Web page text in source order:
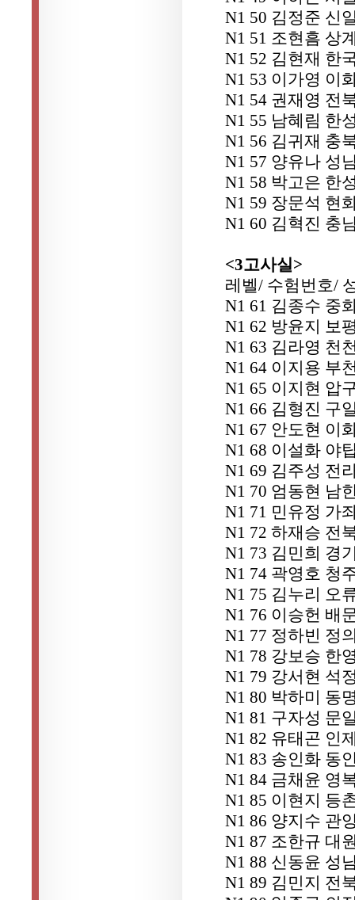
N1 50 김정준 신
N1 51 조현흠 상
N1 52 김현재 한
N1 53 이가영 이
N1 54 권재영 전
N1 55 남혜림 한
N1 56 김귀재 충
N1 57 양유나 성
N1 58 박고은 한
N1 59 장문석 현
N1 60 김혁진 충
<3고사실>
레벨/ 수험번호/
N1 61 김종수 중
N1 62 방윤지 보
N1 63 김라영 천
N1 64 이지용 부
N1 65 이지현 압
N1 66 김형진 구
N1 67 안도현 이
N1 68 이설화 야
N1 69 김주성 전
N1 70 엄동현 남
N1 71 민유정 가
N1 72 하재승 전
N1 73 김민희 경
N1 74 곽영호 청
N1 75 김누리 오
N1 76 이승헌 배
N1 77 정하빈 정
N1 78 강보승 한
N1 79 강서현 석
N1 80 박하미 동
N1 81 구자성 문
N1 82 유태곤 인
N1 83 송인화 동
N1 84 금채윤 영
N1 85 이현지 등
N1 86 양지수 관
N1 87 조한규 대
N1 88 신동윤 성
N1 89 김민지 전